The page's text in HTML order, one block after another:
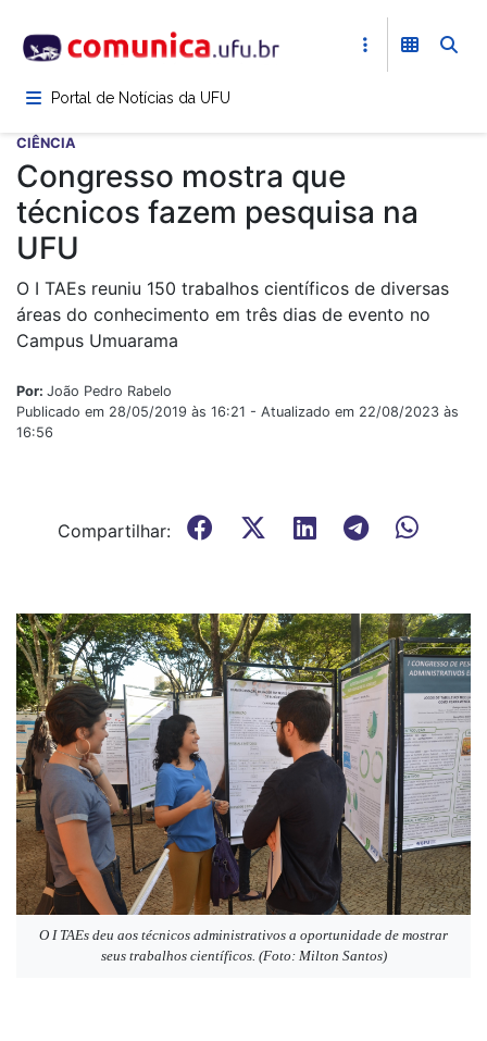
para
conteúdoPortal de Notícias da UFU
CIÊNCIA
Congresso mostra que
técnicos fazem pesquisa na
UFU
O I TAEs reuniu 150 trabalhos científicos de diversas
áreas do conhecimento em três dias de evento no
Campus Umuarama
Por: João Pedro Rabelo
Publicado em 28/05/2019 às 16:21 - Atualizado em 22/08/2023 às
16:56
Compartilhar:
O I TAEs deu aos técnicos administrativos a oportunidade de mostrar
seus trabalhos científicos. (Foto: Milton Santos)